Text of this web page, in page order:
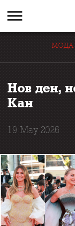
МОДА
Нов ден,
Кан
19 May 2026